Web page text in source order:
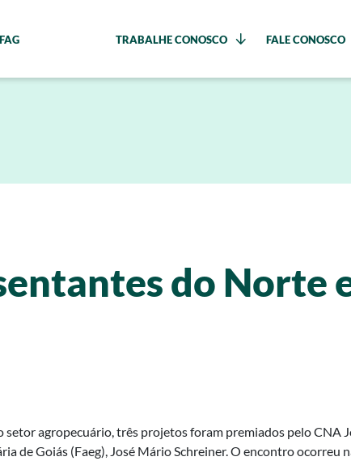
TRABALHE CONOSCO FALE CONOSCO
do Norte
agropecuário, três projetos foram premiados pelo CNA
de Goiás (Faeg), José Mário Schreiner. O encontro ocorreu